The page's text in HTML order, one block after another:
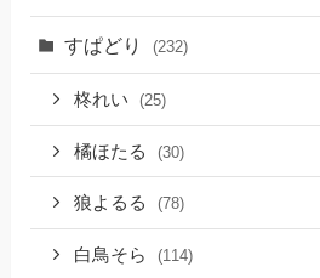
すぱどり (232)
柊れい (25)
橘ほたる (30)
狼よるる (78)
白鳥そら (114)